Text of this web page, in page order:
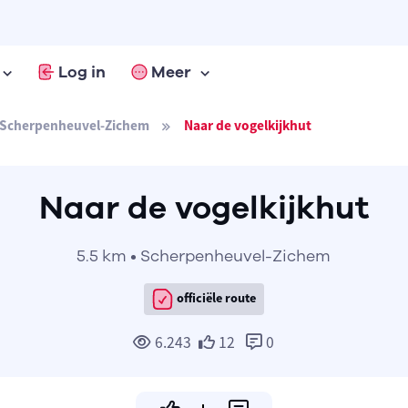
Log in Meer
Zichem Naar de vogelkijkhut
Naar de vogelkijkhut
5.5 km • Scherpenheuvel-Zichem
officiële route
6.243 12 0